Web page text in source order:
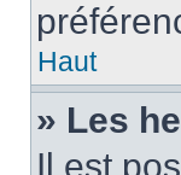
Haut
» Les
Il est